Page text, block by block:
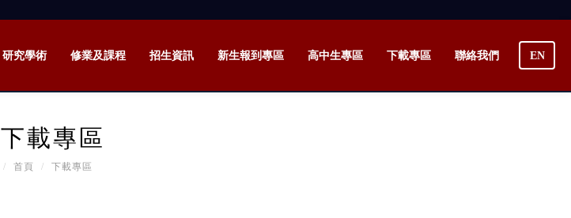
研究學術 修業及課程 招生資訊 新生報到專區 高中生專區 下載專區 聯絡我們 EN
下載專區
首頁 下載專區